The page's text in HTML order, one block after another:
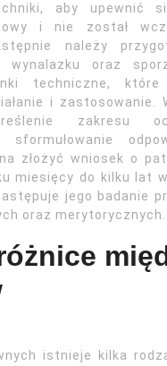
aby upewnić
i nie został
należy
wynalazku oraz
techniczne, które
i zastosowanie.
zakresu
złożyć wniosek o
miesięcy do kilku lat
jego badanie
oraz merytorycznych.
istnieje kilka